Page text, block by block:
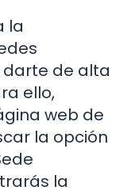
la
de alta
ello,
web de
la opción
la